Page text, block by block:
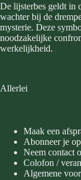
De lijsterbes geldt in
wachter bij de
mysterie. Deze
noodzakelijke
werkelijkheid.
Allerlei
Maak een
Abonneer je
Neem contact
Colofon /
Algemene